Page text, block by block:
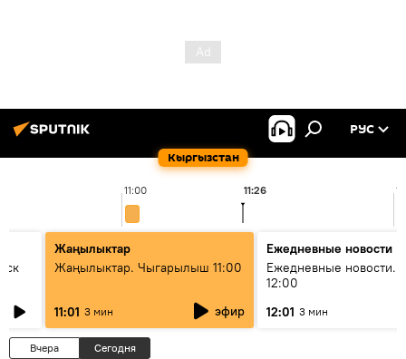
Кыргызстан
РУС
11:00 11:26
Жаңылыктар
Жаңылыктар. Чыгарылыш 11:00
11:01 3 мин эфир
Ежедневные новости
Ежедневные новости.
12:00
12:01 3 мин
Вчера Сегодня